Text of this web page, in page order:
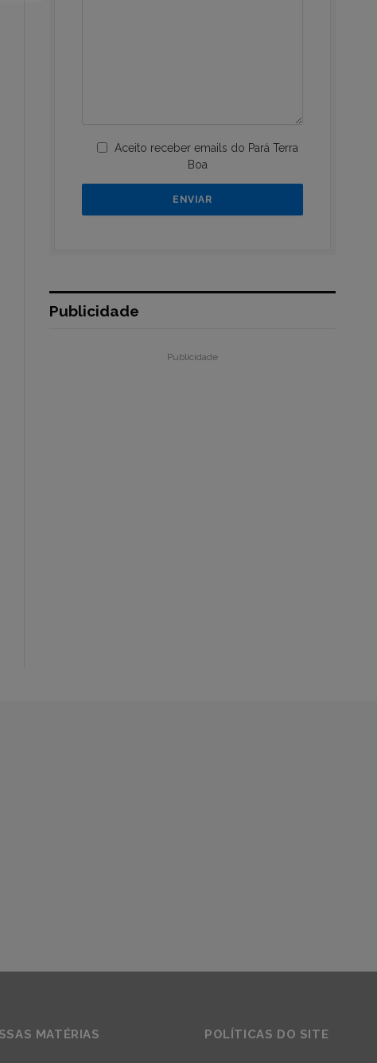
Aceito receber emails do Pará Terra
Boa
Publicidade
Publicidade
MATÉRIAS POLÍTICAS DO SITE